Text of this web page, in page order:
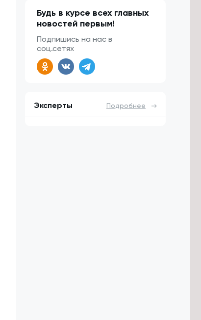
Будь в курсе всех главных
новостей первым!
Подпишись на нас в
соц.сетях
Эксперты Подробнее